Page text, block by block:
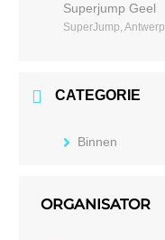
Superjump Geel
SuperJump,
CATEGORIE
Binnen
ORGANISATOR